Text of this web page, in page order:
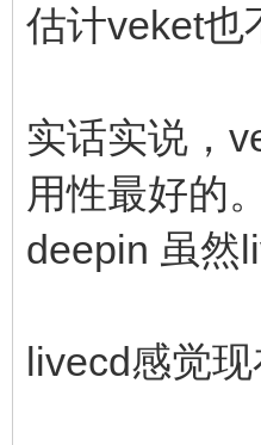
估计veket也
实话实说，
用性最好的。
deepin 虽然
livecd感觉